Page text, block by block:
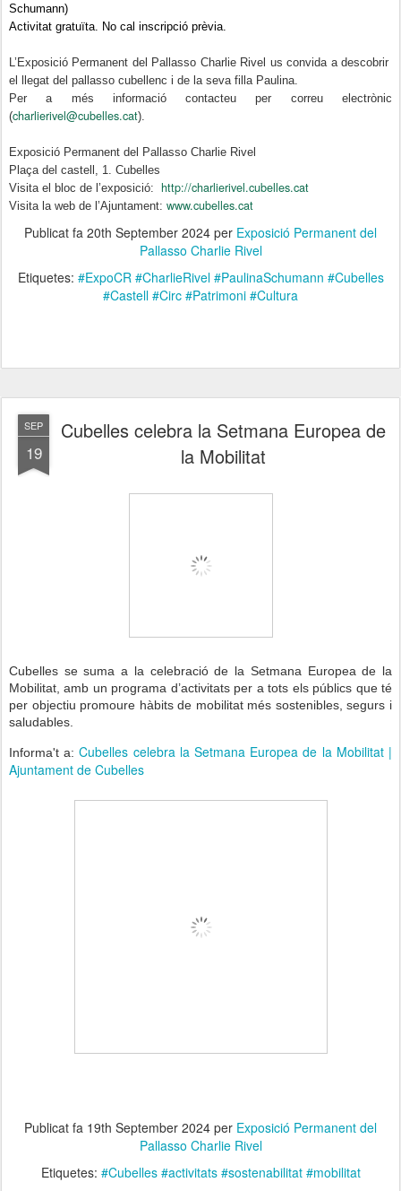
Schumann)
Activitat gratuïta. No cal inscripció prèvia.
L’Exposició Permanent del Pallasso Charlie Rivel us convida a descobrir
el llegat del pallasso cubellenc i de la seva filla Paulina.
Per a més informació contacteu per correu electrònic
(charlierivel@cubelles.cat).
Exposició Permanent del Pallasso Charlie Rivel
Plaça del castell, 1. Cubelles
Visita el bloc de l’exposició: http://charlierivel.cubelles.cat
Visita la web de l’Ajuntament: www.cubelles.cat
Publicat fa 20th September 2024 per Exposició Permanent del
Pallasso Charlie Rivel
Etiquetes: #ExpoCR #CharlieRivel #PaulinaSchumann #Cubelles
#Castell #Circ #Patrimoni #Cultura
SEP
19
Cubelles celebra la Setmana Europea de
la Mobilitat
Cubelles se suma a la celebració de la Setmana Europea de la
Mobilitat, amb un programa d’activitats per a tots els públics que té
per objectiu promoure hàbits de mobilitat més sostenibles, segurs i
saludables.
Informa't a:Cubelles celebra la Setmana Europea de la Mobilitat |
Ajuntament de Cubelles
Publicat fa 19th September 2024 per Exposició Permanent del
Pallasso Charlie Rivel
Etiquetes: #Cubelles #activitats #sostenabilitat #mobilitat